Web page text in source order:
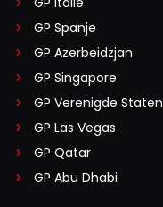
GP Spanje
GP Azerbeidzjan
GP Singapore
GP Verenigde Staten
GP Las Vegas
GP Qatar
GP Abu Dhabi